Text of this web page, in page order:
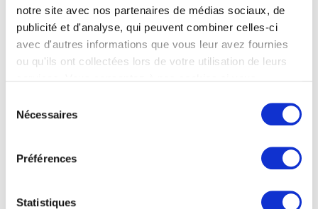
notre site avec nos partenaires de médias sociaux, de
publicité et d'analyse, qui peuvent combiner celles-ci
avec d'autres informations que vous leur avez fournies
ou qu'ils ont collectées lors de votre utilisation de leurs
Nécessaires
Préférences
Statistiques